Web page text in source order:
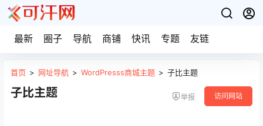
最新 圈子 导航 商铺 快讯 专题 友链
首页 > 网址导航 > WordPresss商城主题 > 子比主题
子比主题 举报 访问网站